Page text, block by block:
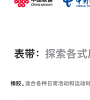
表带： 探索各式
橡胶。 适合各种日常活动和运动时